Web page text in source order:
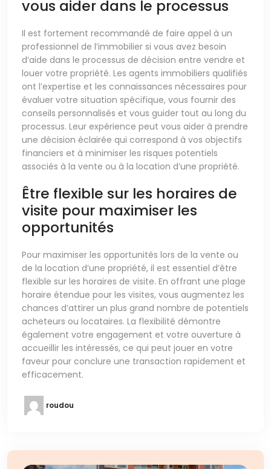
vous aider dans le processus
Il est fortement recommandé de faire appel à un
professionnel de l’immobilier si vous avez besoin
d’aide dans le processus de décision entre vendre et
louer votre propriété. Les agents immobiliers qualifiés
ont l’expertise et les connaissances nécessaires pour
évaluer votre situation spécifique, vous fournir des
conseils personnalisés et vous guider tout au long du
processus. Leur expérience peut vous aider à prendre
une décision éclairée qui correspond à vos objectifs
financiers et à minimiser les risques potentiels
associés à la vente ou à la location d’une propriété.
Être flexible sur les horaires de
visite pour maximiser les
opportunités
Pour maximiser les opportunités lors de la vente ou
de la location d’une propriété, il est essentiel d’être
flexible sur les horaires de visite. En offrant une plage
horaire étendue pour les visites, vous augmentez les
chances d’attirer un plus grand nombre de potentiels
acheteurs ou locataires. La flexibilité démontre
également votre engagement et votre ouverture à
accueillir les intéressés, ce qui peut jouer en votre
faveur pour conclure une transaction rapidement et
efficacement.
roudou